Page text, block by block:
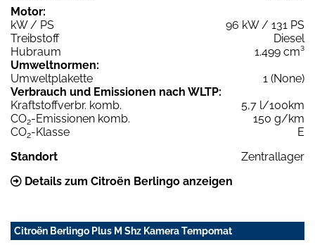
Motor:
kW / PS
96 kW / 131 PS
Treibstoff
Diesel
Hubraum
1.499 cm³
Umweltnormen:
Umweltplakette
1 (None)
Verbrauch und Emissionen nach WLTP:
Kraftstoffverbr. komb.
5,7 l/100km
CO2-Emissionen komb.
150 g/km
CO2-Klasse
E
Standort
Zentrallager
Details zum Citroën Berlingo anzeigen
Citroën Berlingo Plus M Shz Kamera Tempomat